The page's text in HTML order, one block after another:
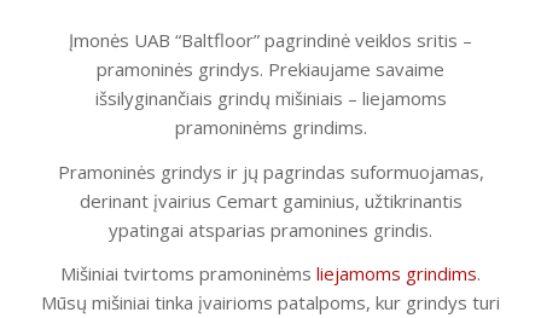
Įmonės UAB “Baltfloor” pagrindinė veiklos sritis –
pramoninės grindys. Prekiaujame savaime
išsilyginančiais grindų mišiniais – liejamoms
pramoninėms grindims.
Pramoninės grindys ir jų pagrindas suformuojamas,
derinant įvairius Cemart gaminius, užtikrinantis
ypatingai atsparias pramonines grindis.
Mišiniai tvirtoms pramoninėms liejamoms grindims.
Mūsų mišiniai tinka įvairioms patalpoms, kur grindys turi